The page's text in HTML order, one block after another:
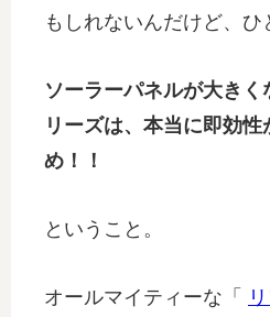
もしれないんだけど、
ソーラーパネルが大き
リーズは、本当に即効
め！！
ということ。
オールマイティーな「